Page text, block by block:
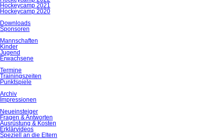
Hockeycamp 2021
Hockeycamp 2020
Downloads
Sponsoren
Mannschaften
Kinder
Jugend
Erwachsene
Termine
Trainingszeiten
Punktspiele
Archiv
Impressionen
Neueinsteiger
Fragen & Antworten
Ausrüstung & Kosten
Erklärvideos
Speziell an die Eltern